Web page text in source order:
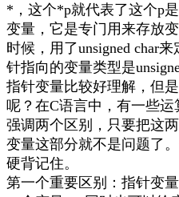
* ，这个*p就代表了这个p
变量，它是专门用来存放
时候，用了unsigned char来
针指向的变量类型是
指针变量比较好理解，但
呢 ？在C语言中，有一些
强调两个区别，只要把这
变量这部分就不是问题了
硬背记住。
第一个重要区别： 指针变量